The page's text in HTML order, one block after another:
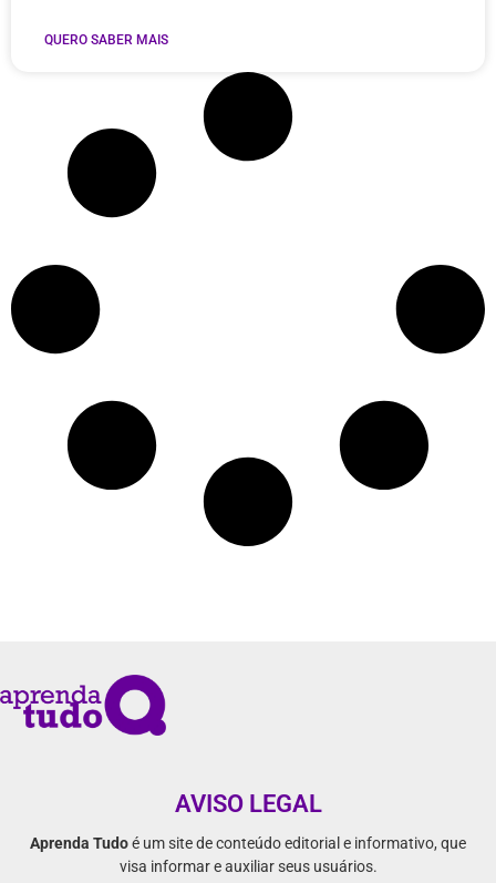
QUERO SABER MAIS
AVISO LEGAL
Aprenda Tudoé um site de conteúdo editorial e informativo, que
visa informar e auxiliar seus usuários.